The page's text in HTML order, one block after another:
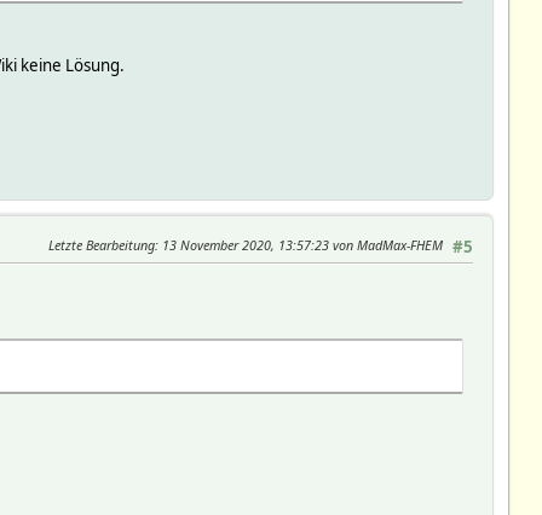
keine Lösung.
#5
Letzte Bearbeitung: 13 November 2020, 13:57:23 von MadMax-FHEM